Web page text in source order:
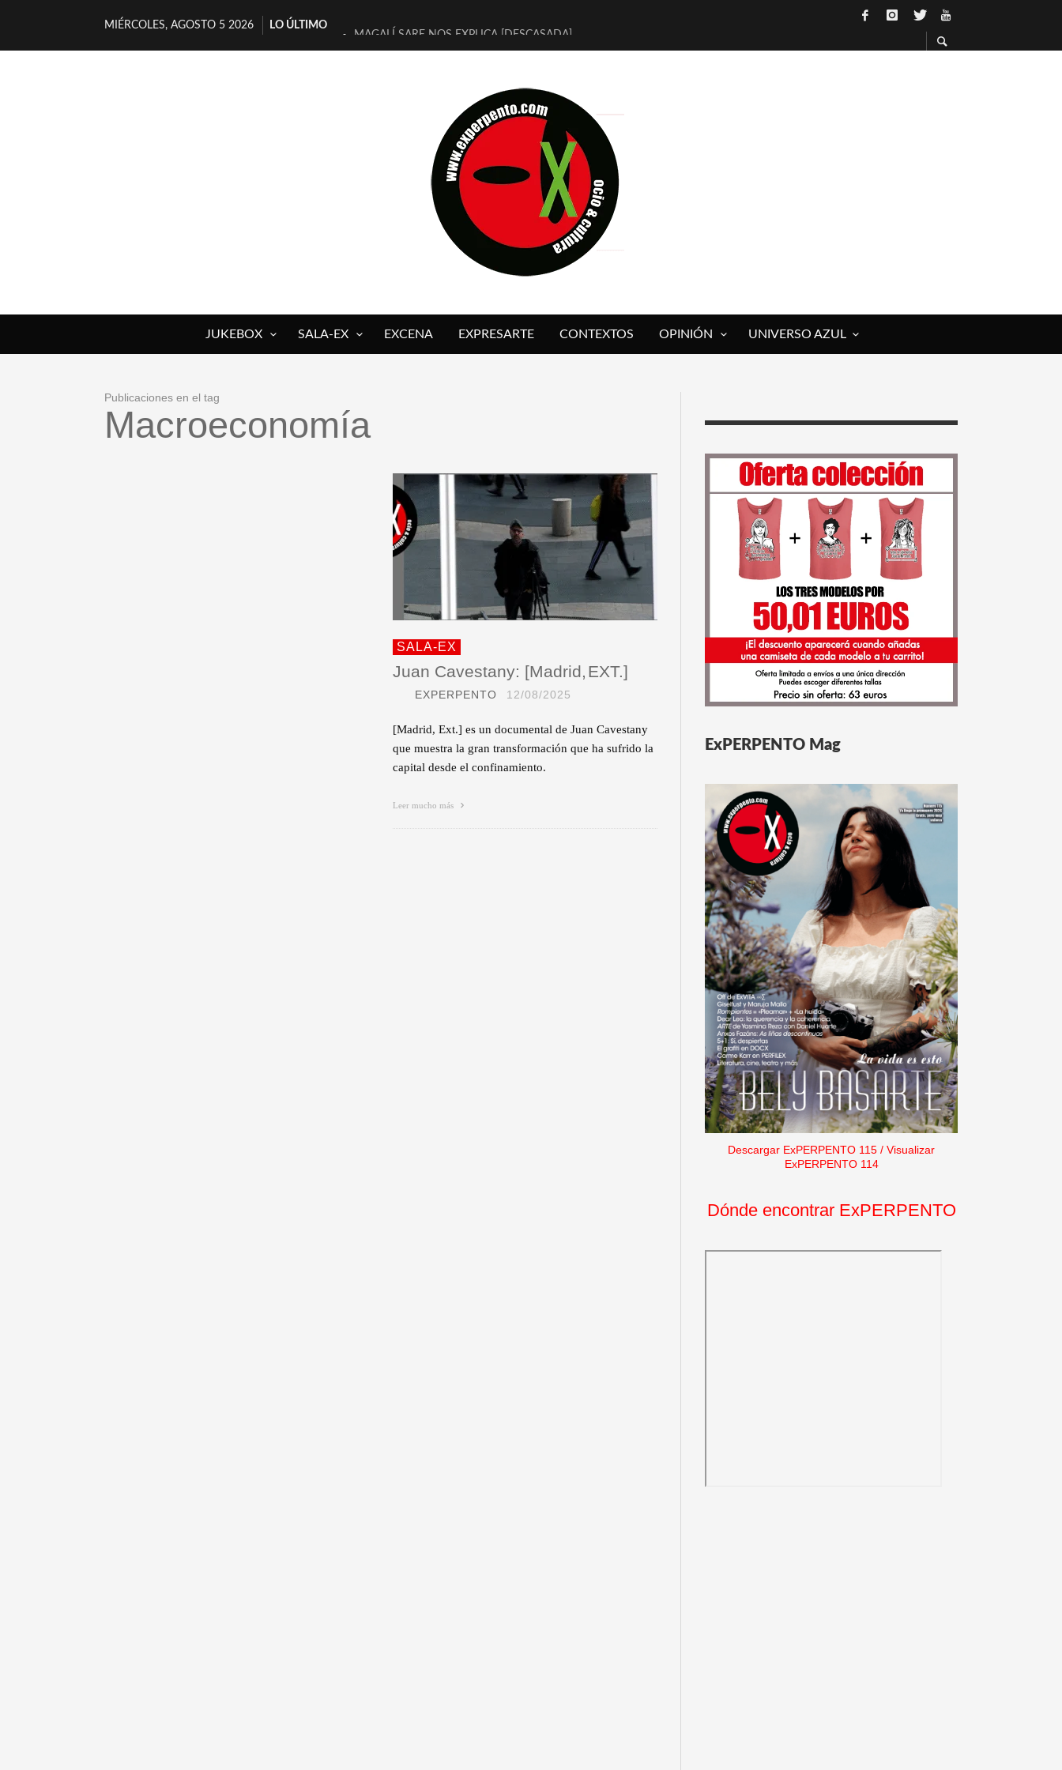
MIÉRCOLES, AGOSTO 5 2026
LO ÚLTIMO
MAGALÍ SARE NOS EXPLICA [DESCASADA]
[LA BOLA NEGRA] DE JAVIER CALVO Y JAVIER AMBROSSI
OSLO OVNIES LLEGAN CORRIENDO A ARANDA (SONORAMA Y COSQUÍN ROCK)
FÉLIX CALVO NOS PRESENTA [LAS PALMERAS] (NOVELA DE VAMPIROS VIVOS Y MUERTOS)
[EL SER QUERIDO] DE RODRIGO SOROGOYEN
ENTREVISTA A IVÁN HUMANES POR [EL LIBRO ROJO]
ARRABAL, ARRABAL, ARRABAL, ARRABEAUX
JUKEBOX SALA-EX EXCENA EXPRESARTE CONTEXTOS OPINIÓN UNIVERSO AZUL
Publicaciones en el tag
Macroeconomía
SALA-EX
Juan Cavestany: [Madrid, EXT.]
EXPERPENTO 12/08/2025
[Madrid, Ext.] es un documental de Juan Cavestany
que muestra la gran transformación que ha sufrido la
capital desde el confinamiento.
Leer mucho más
ExPERPENTO Mag
Descargar ExPERPENTO 115 / Visualizar
ExPERPENTO 114
Dónde encontrar ExPERPENTO